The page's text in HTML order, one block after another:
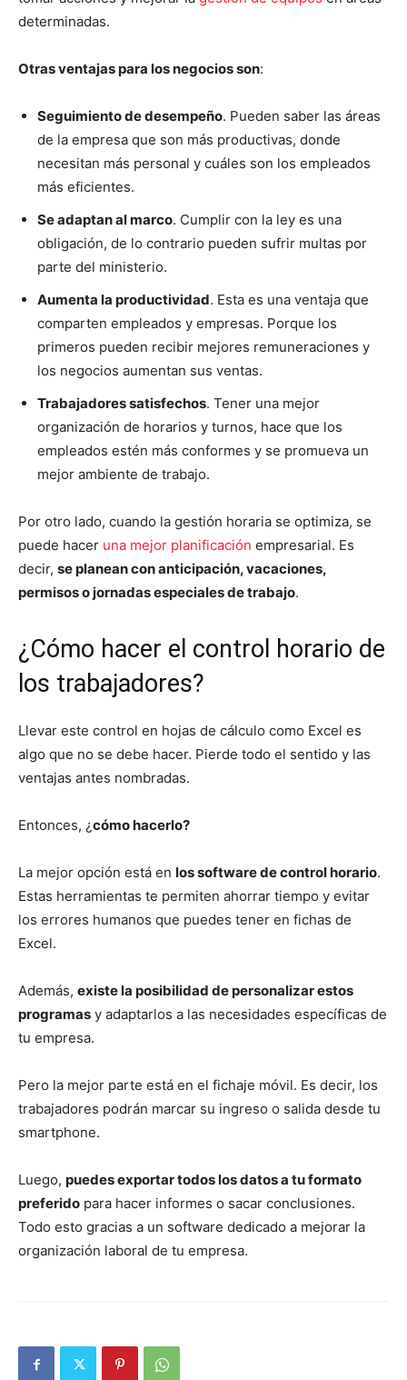
determinadas.
Otras ventajas para los negocios son:
Seguimiento de desempeño. Pueden saber las áreas
de la empresa que son más productivas, donde
necesitan más personal y cuáles son los empleados
más eficientes.
Se adaptan al marco. Cumplir con la ley es una
obligación, de lo contrario pueden sufrir multas por
parte del ministerio.
Aumenta la productividad. Esta es una ventaja que
comparten empleados y empresas. Porque los
primeros pueden recibir mejores remuneraciones y
los negocios aumentan sus ventas.
Trabajadores satisfechos. Tener una mejor
organización de horarios y turnos, hace que los
empleados estén más conformes y se promueva un
mejor ambiente de trabajo.
Por otro lado, cuando la gestión horaria se optimiza, se
puede hacer una mejor planificación empresarial. Es
decir, se planean con anticipación, vacaciones,
permisos o jornadas especiales de trabajo.
¿Cómo hacer el control horario de
los trabajadores?
Llevar este control en hojas de cálculo como Excel es
algo que no se debe hacer. Pierde todo el sentido y las
ventajas antes nombradas.
Entonces, ¿cómo hacerlo?
La mejor opción está en los software de control horario.
Estas herramientas te permiten ahorrar tiempo y evitar
los errores humanos que puedes tener en fichas de
Excel.
Además, existe la posibilidad de personalizar estos
programas y adaptarlos a las necesidades específicas de
tu empresa.
Pero la mejor parte está en el fichaje móvil. Es decir, los
trabajadores podrán marcar su ingreso o salida desde tu
smartphone.
Luego, puedes exportar todos los datos a tu formato
preferido para hacer informes o sacar conclusiones.
Todo esto gracias a un software dedicado a mejorar la
organización laboral de tu empresa.